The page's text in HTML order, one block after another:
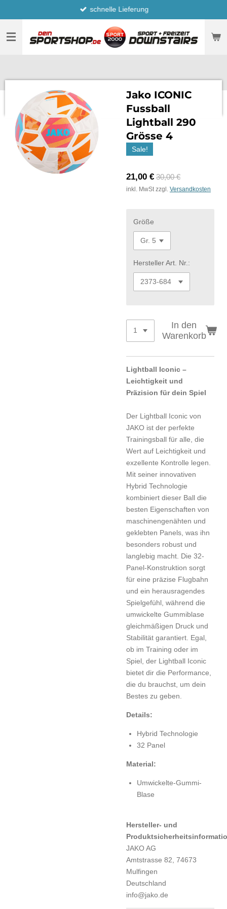
Hauptinhalt
springen
schnelle Lieferung
Jako ICONIC
Fussball
Lightball 290
Grösse 4
Sale!
21,00 € 30,00 €
inkl. MwSt zzgl. Versandkosten
Größe
Hersteller Art. Nr.:
In den
Warenkorb
Lightball Iconic –
Leichtigkeit und
Präzision für dein Spiel
Der Lightball Iconic von
JAKO ist der perfekte
Trainingsball für alle, die
Wert auf Leichtigkeit und
exzellente Kontrolle legen.
Mit seiner innovativen
Hybrid Technologie
kombiniert dieser Ball die
besten Eigenschaften von
maschinengenähten und
geklebten Panels, was ihn
besonders robust und
langlebig macht. Die 32-
Panel-Konstruktion sorgt
für eine präzise Flugbahn
und ein herausragendes
Spielgefühl, während die
umwickelte Gummiblase
gleichmäßigen Druck und
Stabilität garantiert. Egal,
ob im Training oder im
Spiel, der Lightball Iconic
bietet dir die Performance,
die du brauchst, um dein
Bestes zu geben.
Details:
Hybrid Technologie
32 Panel
Material:
Umwickelte-Gummi-
Blase
Hersteller- und
JAKO AG
Amtstrasse 82, 74673
Mulfingen
Deutschland
info@jako.de